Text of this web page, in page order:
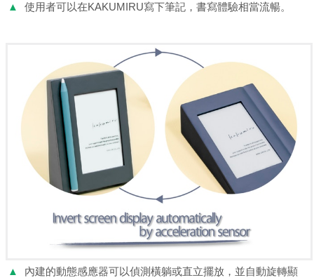
▲ 使用者可以在KAKUMIRU寫下筆記，書寫體驗相當流暢。
▲
內建的動態感應器可以偵測橫躺或直立擺放，並自動旋轉顯